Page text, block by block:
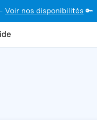
Voir nos disponibilités 🔑